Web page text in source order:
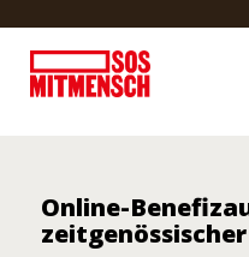
Online-